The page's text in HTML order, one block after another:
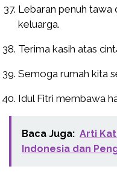
Lebaran penuh tawa
keluarga.
Terima kasih atas
Semoga rumah kita
Idul Fitri membawa
Baca Juga: Arti
Indonesia dan